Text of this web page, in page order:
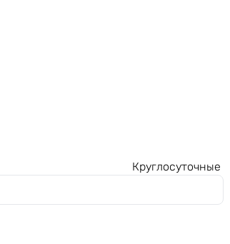
Круглосуточные